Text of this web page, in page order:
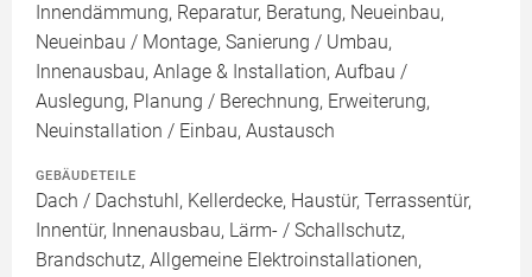
Innendämmung, Reparatur, Beratung, Neueinbau,
Neueinbau / Montage, Sanierung / Umbau,
Innenausbau, Anlage & Installation, Aufbau /
Auslegung, Planung / Berechnung, Erweiterung,
Neuinstallation / Einbau, Austausch
GEBÄUDETEILE
Dach / Dachstuhl, Kellerdecke, Haustür, Terrassentür,
Innentür, Innenausbau, Lärm- / Schallschutz,
Brandschutz, Allgemeine Elektroinstallationen,